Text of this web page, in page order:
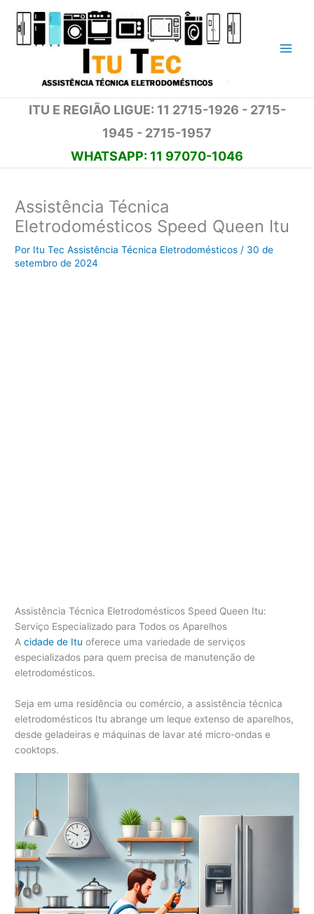
para
ITU E REGIÃO LIGUE: 11 2715-1926 - 2715-
1945 - 2715-1957
WHATSAPP: 11 97070-1046
Assistência Técnica
Eletrodomésticos Speed Queen Itu
Por Itu Tec Assistência Técnica Eletrodomésticos / 30 de
setembro de 2024
Assistência Técnica Eletrodomésticos Speed Queen Itu:
Serviço Especializado para Todos os Aparelhos
Acidade de Itu oferece uma variedade de serviços
especializados para quem precisa de manutenção de
eletrodomésticos.
Seja em uma residência ou comércio, a assistência técnica
eletrodomésticos Itu abrange um leque extenso de aparelhos,
desde geladeiras e máquinas de lavar até micro-ondas e
cooktops.